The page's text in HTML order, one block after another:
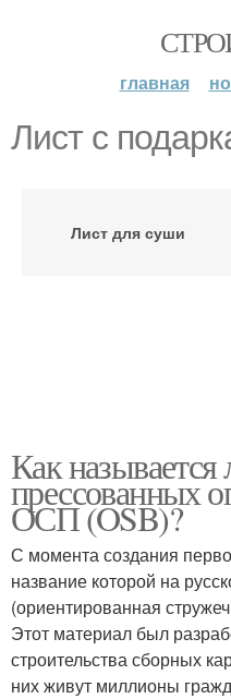
главная
Лист с
Лист для суши
Как называется
прессованных
ОСП (OSB)?
С момента создания
название которой на
(ориентированная
Этот материал был
строительства сборных
них живут миллионы